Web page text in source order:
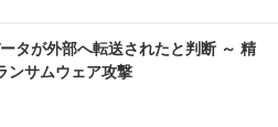
タが外部へ転送されたと判断 ～ 精
ンサムウェア攻撃